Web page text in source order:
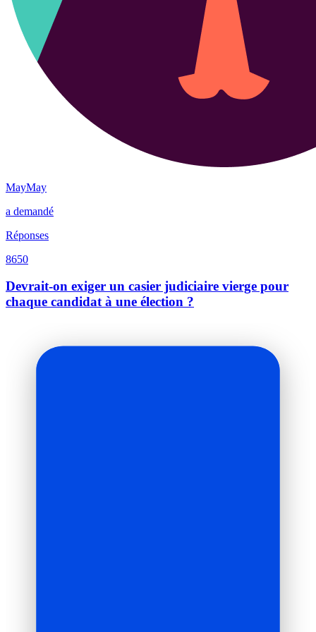
MayMay
a demandé
Réponses
8650
Devrait-on exiger un casier judiciaire vierge pour
chaque candidat à une élection ?